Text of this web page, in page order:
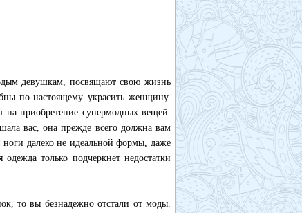
девушкам, посвящают свою жизнь
по-настоящему украсить женщину.
на приобретение супермодных вещей.
вас, она прежде всего должна вам
далеко не идеальной формы, даже
только подчеркнет недостатки
то вы безнадежно отстали от моды.